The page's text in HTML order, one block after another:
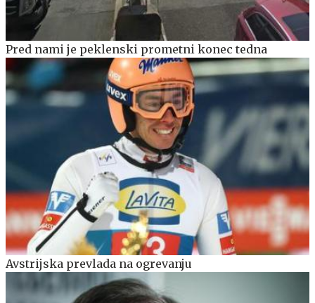
Pred nami je peklenski prometni konec tedna
Avstrijska prevlada na ogrevanju